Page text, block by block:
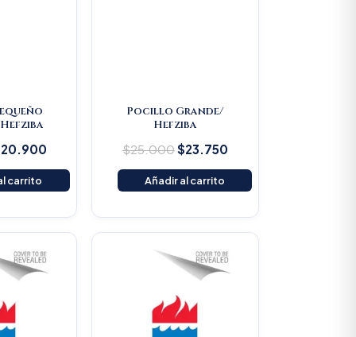
20.900
carrito
Pocillo Grande/
Hefziba
$25.000$23.750
Añadir al carrito